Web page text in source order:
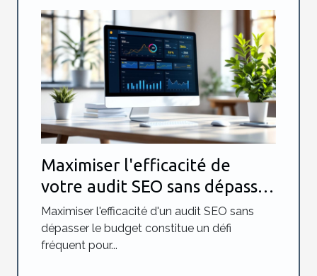
Maximiser l'efficacité de
votre audit SEO sans dépasser
le budget
Maximiser l'efficacité d'un audit SEO sans
dépasser le budget constitue un défi
fréquent pour...